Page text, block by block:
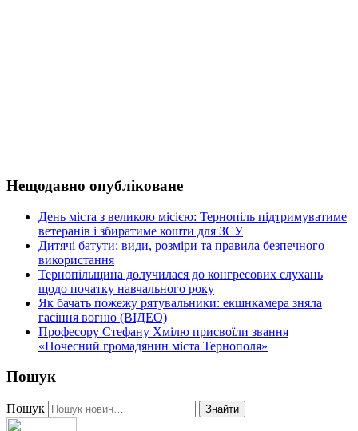
Нещодавно опубліковане
День міста з великою місією: Тернопіль підтримуватиме
ветеранів і збиратиме кошти для ЗСУ
Дитячі батути: види, розміри та правила безпечного
використання
Тернопільщина долучилася до конгресових слухань
щодо початку навчального року
Як бачать пожежу рятувальники: екшнкамера зняла
гасіння вогню (ВІДЕО)
Професору Стефану Хмілю присвоїли звання
«Почесний громадянин міста Тернополя»
Пошук
Пошук Знайти